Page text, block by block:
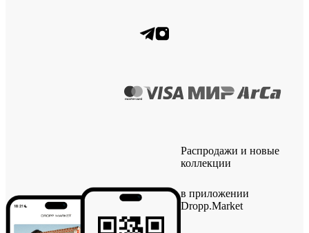
Распродажи и новые
коллекции
в приложении
Dropp.Market